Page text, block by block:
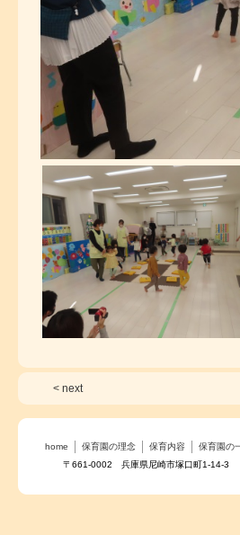
< next
home 保育園の理念 保育内容 保育園の
〒661-0002 兵庫県尼崎市塚口町1-14-